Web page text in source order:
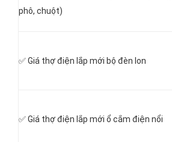
phô, chuột)
✅ Giá thợ điện lắp mới bộ đèn lon
✅ Giá thợ điện lắp mới ổ cắm điện nổi